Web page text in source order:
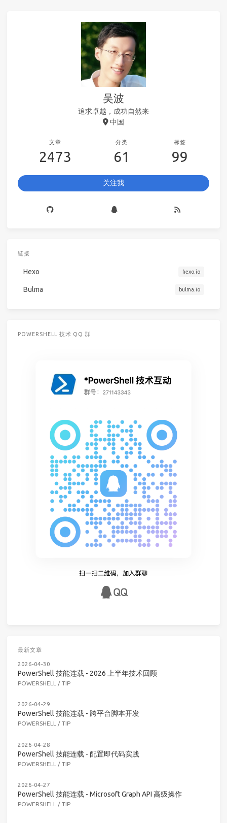
吴波
追求卓越，成功自然来
中国
文章
2473
分类
61
标签
99
关注我
链接
Hexo hexo.io
Bulma bulma.io
POWERSHELL 技术 QQ 群
最新文章
2026-04-30
PowerShell 技能连载 - 2026 上半年技术回顾
POWERSHELL / TIP
2026-04-29
PowerShell 技能连载 - 跨平台脚本开发
POWERSHELL / TIP
2026-04-28
PowerShell 技能连载 - 配置即代码实践
POWERSHELL / TIP
2026-04-27
PowerShell 技能连载 - Microsoft Graph API 高级操作
POWERSHELL / TIP